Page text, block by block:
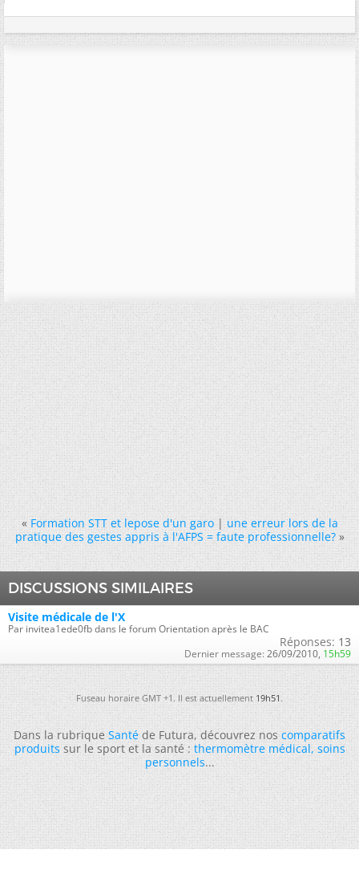
« Formation STT et lepose d'un garo|une erreur lors de la
pratique des gestes appris à l'AFPS = faute professionnelle? »
DISCUSSIONS SIMILAIRES
Visite médicale de l'X
Par invitea1ede0fb dans le forum Orientation après le BAC
Réponses: 13
Dernier message: 26/09/2010, 15h59
Fuseau horaire GMT +1. Il est actuellement 19h51.
Dans la rubriqueSantéde Futura, découvrez noscomparatifs
produitssur le sport et la santé :thermomètre médical,soins
personnels...